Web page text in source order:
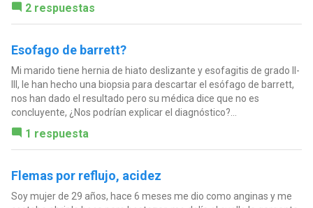
2 respuestas
Esofago de barrett?
Mi marido tiene hernia de hiato deslizante y esofagitis de grado II-
III, le han hecho una biopsia para descartar el esófago de barrett,
nos han dado el resultado pero su médica dice que no es
concluyente, ¿Nos podrían explicar el diagnóstico?...
1 respuesta
Flemas por reflujo, acidez
Soy mujer de 29 años, hace 6 meses me dio como anginas y me